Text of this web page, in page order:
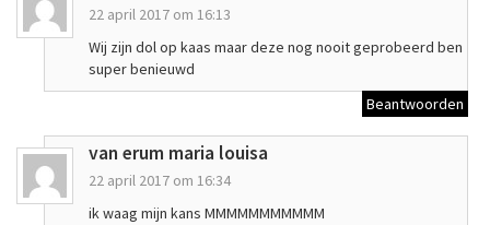
22 april 2017 om 16:13
Wij zijn dol op kaas maar deze nog nooit geprobeerd ben
super benieuwd
Beantwoorden
van erum maria louisa
22 april 2017 om 16:34
ik waag mijn kans MMMMMMMMMMM